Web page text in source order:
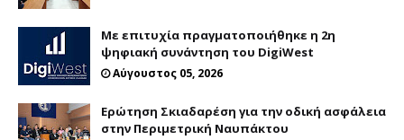
Με επιτυχία πραγματοποιήθηκε η 2η
ψηφιακή συνάντηση του DigiWest
Αύγουστος 05, 2026
Ερώτηση Σκιαδαρέση για την οδική ασφάλεια
στην Περιμετρική Ναυπάκτου